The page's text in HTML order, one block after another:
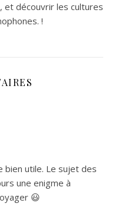
et découvrir les cultures
!
bien utile. Le sujet des
une enigme à
😃